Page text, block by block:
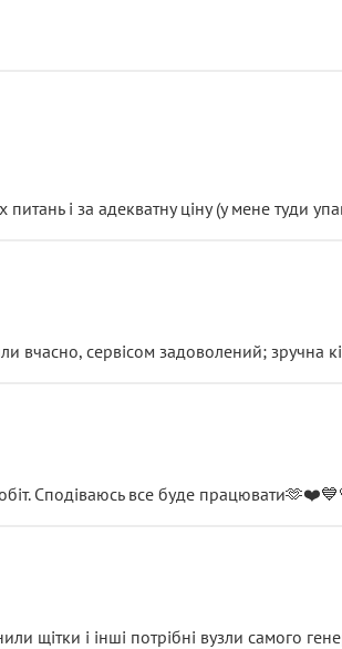
і за адекватну ціну (у мене туди
сервісом задоволений; зручна
Сподіваюсь все буде
щітки і інші потрібні вузли самого